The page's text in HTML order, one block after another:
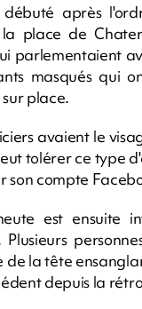
débuté après
la place de
parlementaient
masqués qui
place.
avaient le
tolérer ce type
son compte
est ensuite
Plusieurs
la tête
depuis la